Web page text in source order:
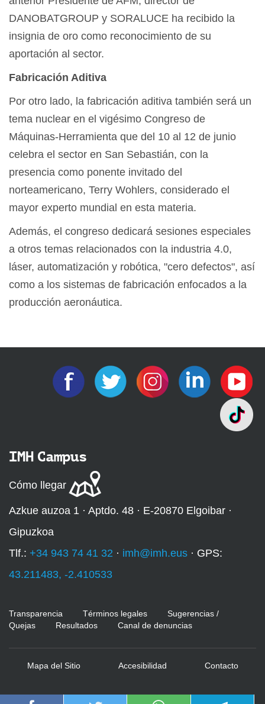
DANOBATGROUP y SORALUCE ha recibido la
insignia de oro como reconocimiento de su
aportación al sector.
Fabricación Aditiva
Por otro lado, la fabricación aditiva también será un
tema nuclear en el vigésimo Congreso de
Máquinas-Herramienta que del 10 al 12 de junio
celebra el sector en San Sebastián, con la
presencia como ponente invitado del
norteamericano, Terry Wohlers, considerado el
mayor experto mundial en esta materia.
Además, el congreso dedicará sesiones especiales
a otros temas relacionados con la industria 4.0,
láser, automatización y robótica, "cero defectos", así
como a los sistemas de fabricación enfocados a la
producción aeronáutica.
IMH Campus
Cómo llegar
Azkue auzoa 1 · Aptdo. 48 · E-20870 Elgoibar ·
Gipuzkoa
Tlf.: +34 943 74 41 32 · imh@imh.eus · GPS:
43.211483, -2.410533
Transparencia Términos legales
Sugerencias /
Quejas
Resultados Canal de denuncias
Mapa del Sitio Accesibilidad Contacto